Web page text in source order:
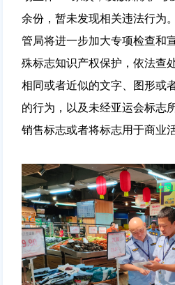
余份，暂未发现相关违法行为
管局将进一步加大专项检查和
殊标志知识产权保护，依法查
相同或者近似的文字、图形或
的行为，以及未经亚运会标志
销售标志或者将标志用于商业